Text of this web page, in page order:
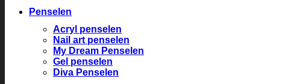
Penselen
Acryl penselen
Nail art penselen
My Dream Penselen
Gel penselen
Diva Penselen